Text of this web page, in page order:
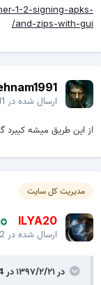
1-2-signing-
and-zips-with-
ارسال شده در11 مرداد، 2018
این طریق میشه کیبرد
مدیریت کل سایت
ILYA20
ارسال شده در12 مرداد، 2018
در ۱۳۹۷/۲/۲۱ در 20:44،